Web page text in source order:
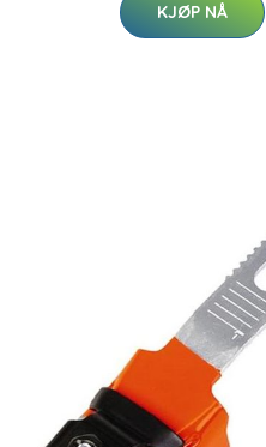
KJØP NÅ